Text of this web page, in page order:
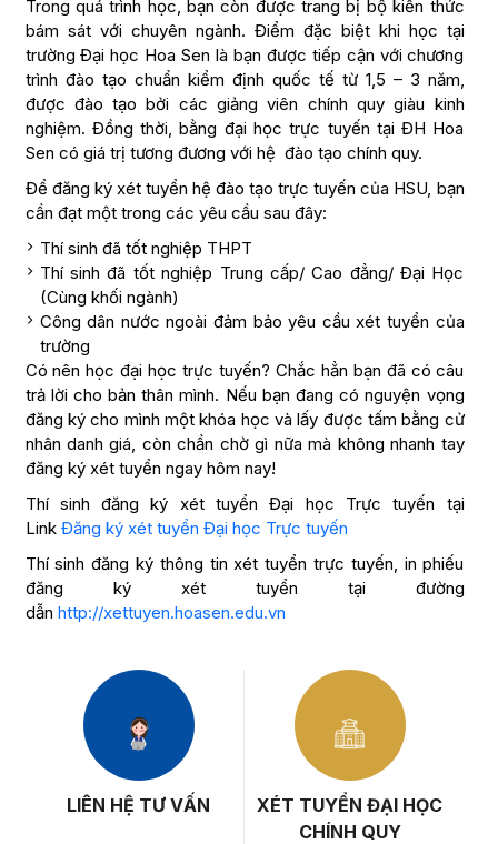
Trong quá trình học, bạn còn được trang bị bộ kiến thức
bám sát với chuyên ngành. Điểm đặc biệt khi học tại
trường Đại học Hoa Sen là bạn được tiếp cận với chương
trình đào tạo chuẩn kiểm định quốc tế từ 1,5 – 3 năm,
được đào tạo bởi các giảng viên chính quy giàu kinh
nghiệm. Đồng thời, bằng đại học trực tuyến tại ĐH Hoa
Sen có giá trị tương đương với hệ đào tạo chính quy.
Để đăng ký xét tuyển hệ đào tạo trực tuyến của HSU, bạn
cần đạt một trong các yêu cầu sau đây:
Thí sinh đã tốt nghiệp THPT
Thí sinh đã tốt nghiệp Trung cấp/ Cao đẳng/ Đại Học
(Cùng khối ngành)
Công dân nước ngoài đảm bảo yêu cầu xét tuyển của
trường
Có nên học đại học trực tuyến? Chắc hẳn bạn đã có câu
trả lời cho bản thân mình. Nếu bạn đang có nguyện vọng
đăng ký cho mình một khóa học và lấy được tấm bằng cử
nhân danh giá, còn chần chờ gì nữa mà không nhanh tay
đăng ký xét tuyển ngay hôm nay!
Thí sinh đăng ký xét tuyển Đại học Trực tuyến tại
Link Đăng ký xét tuyển Đại học Trực tuyến
Thí sinh đăng ký thông tin xét tuyển trực tuyến, in phiếu
đăng ký xét tuyển tại đường
dẫn http://xettuyen.hoasen.edu.vn
LIÊN HỆ TƯ VẤN
XÉT TUYỂN ĐẠI HỌC
CHÍNH QUY